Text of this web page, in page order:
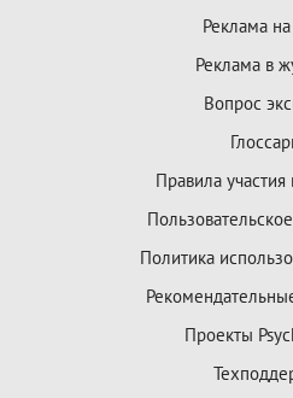
Реклама
Реклама в
Вопрос
Правила участия
Политика
Проекты